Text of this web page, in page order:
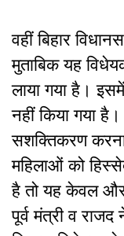
वहीं बिहार
मुताबिक यह
लाया गया है।
नहीं किया गया
सशक्तिकरण
महिलाओं को
है तो यह केवल
पूर्व मंत्री व राजद